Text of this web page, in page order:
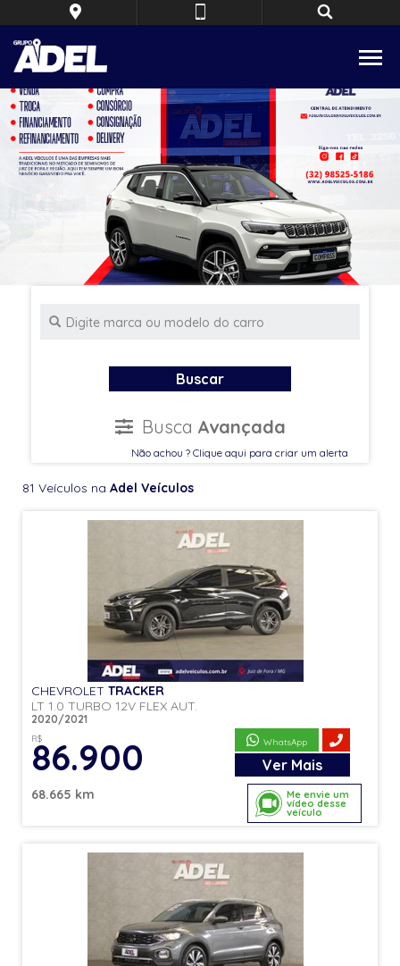
Buscar
Busca Avançada
Não achou ? Clique aqui para criar um alerta
81 Veículos na Adel Veículos
Me envie um
vídeo desse
veículo
CHEVROLET TRACKER
LT 1.0 TURBO 12V FLEX AUT.
2020/2021
R$
86.900 WhatsApp
Ver Mais
68.665 km